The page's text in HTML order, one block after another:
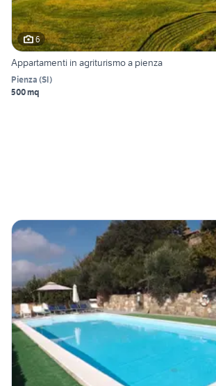
6
Appartamenti in agriturismo a pienza
Pienza (SI)
500 mq